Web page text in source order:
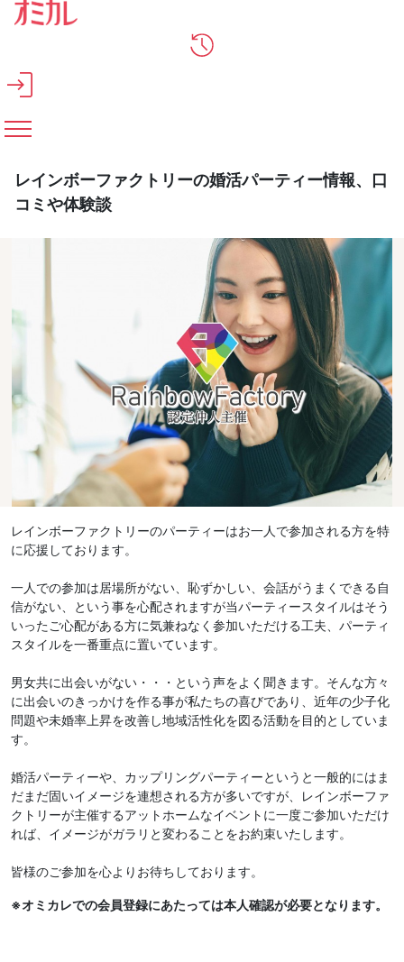
メインコンテンツへスキップ
レインボーファクトリーの婚活パーティー情報、口
コミや体験談
レインボーファクトリーのパーティーはお一人で参加される方を特
に応援しております。
一人での参加は居場所がない、恥ずかしい、会話がうまくできる自
信がない、という事を心配されますが当パーティースタイルはそう
いったご心配がある方に気兼ねなく参加いただける工夫、パーティ
スタイルを一番重点に置いています。
男女共に出会いがない・・・という声をよく聞きます。そんな方々
に出会いのきっかけを作る事が私たちの喜びであり、近年の少子化
問題や未婚率上昇を改善し地域活性化を図る活動を目的としていま
す。
婚活パーティーや、カップリングパーティーというと一般的にはま
だまだ固いイメージを連想される方が多いですが、レインボーファ
クトリーが主催するアットホームなイベントに一度ご参加いただけ
れば、イメージがガラリと変わることをお約束いたします。
皆様のご参加を心よりお待ちしております。
※オミカレでの会員登録にあたっては本人確認が必要となります。